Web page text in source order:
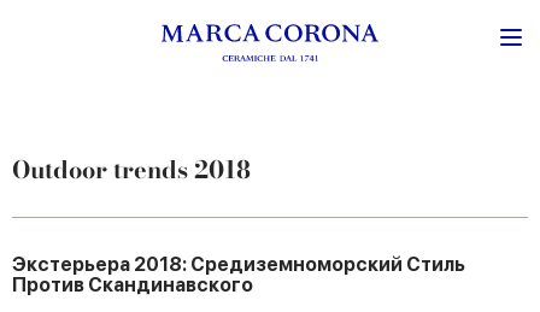
Outdoor trends 2018
Экстерьера 2018: Средиземноморский Стиль
Против Скандинавского